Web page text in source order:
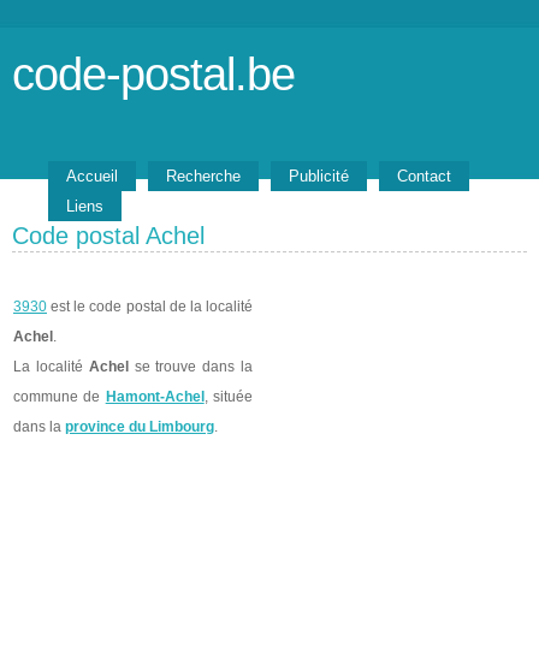
code-postal.be
Accueil Recherche Publicité
Contact
Liens
Code postal Achel
3930 est le code postal de la localité
Achel .
La localité Achel se trouve dans la
commune de Hamont-Achel , située
dans la province du Limbourg.